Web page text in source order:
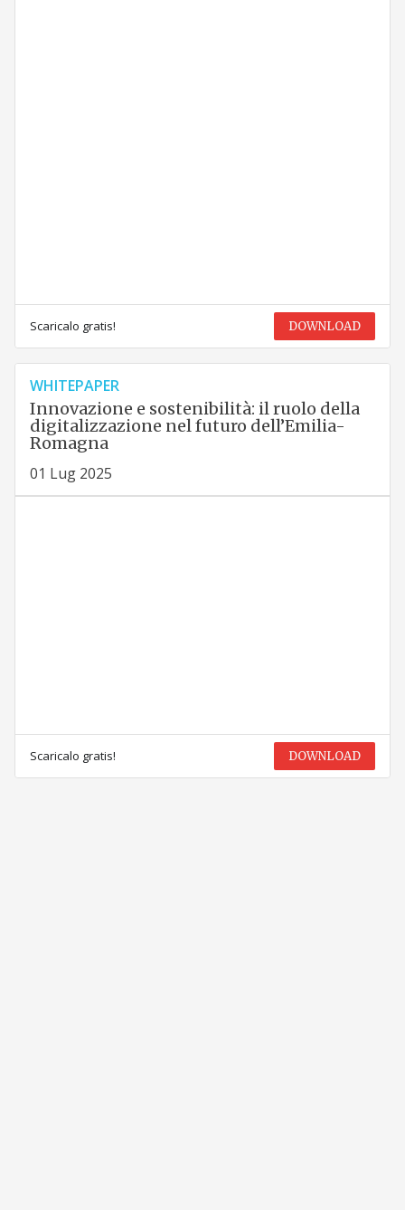
Scaricalo gratis! DOWNLOAD
WHITEPAPER
Innovazione e sostenibilità: il ruolo della
digitalizzazione nel futuro dell’Emilia-
Romagna
01 Lug 2025
Scaricalo gratis! DOWNLOAD